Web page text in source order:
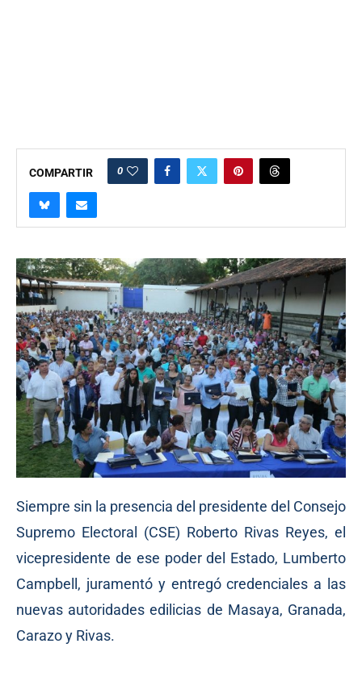
COMPARTIR 0
Siempre sin la presencia del presidente del Consejo
Supremo Electoral (CSE) Roberto Rivas Reyes, el
vicepresidente de ese poder del Estado, Lumberto
Campbell, juramentó y entregó credenciales a las
nuevas autoridades edilicias de Masaya, Granada,
Carazo y Rivas.